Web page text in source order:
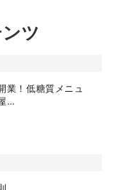
ツ
業！低糖質メニュ
…